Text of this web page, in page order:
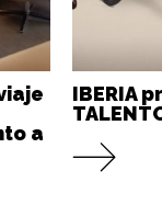
a
IBERIA